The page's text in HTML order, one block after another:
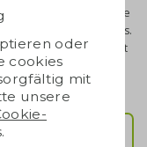
und der hervorragende
Leistungs-Verhältnis.
bedrucken, entsteht
Sie Fragen zu der
Verkaufsberater.
oder
cookies
mit
unsere